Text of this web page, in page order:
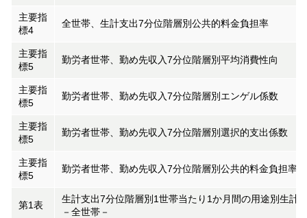
主要指
標4
全世帯、生計支出7分位階層別公共的料金負担率
主要指
標5
勤労者世帯、勤め先収入7分位階層別平均消費性向
主要指
標5
勤労者世帯、勤め先収入7分位階層別エンゲル係数
主要指
標5
勤労者世帯、勤め先収入7分位階層別選択的支出係数
主要指
標5
勤労者世帯、勤め先収入7分位階層別公共的料金負担率
第1表
生計支出7分位階層別1世帯当たり1か月間の用途別生計
－全世帯－